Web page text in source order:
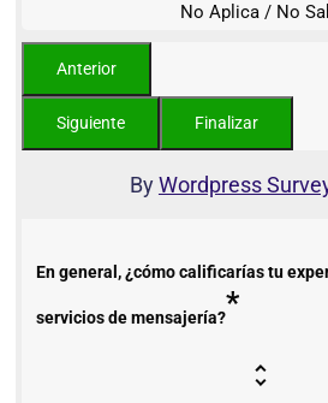
No Aplica / No
ByWordpress
En general, ¿cómo calificarías tu
servicios de mensajería?*